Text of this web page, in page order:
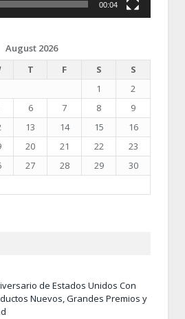
00:04
August 2026
T F S
S
1
2
6 7 8
9
13 14 15
16
20 21 22
23
27 28 29
30
de Estados Unidos Con
Nuevos, Grandes Premios y